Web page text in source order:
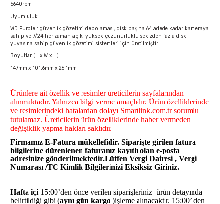
5640rpm
Uyumluluk
WD Purple™ güvenlik gözetimi depolaması, disk başına 64 adede kadar kameraya
sahip ve 7/24 her zaman açık, yüksek çözünürlüklü sekizden fazla disk
yuvasına sahip güvenlik gözetimi sistemleri için üretilmiştir
Boyutlar (L x W x H)
147mm x 101.6mm x 26.1mm
Ürünlere ait özellik ve resimler üreticilerin sayfalarından
alınmaktadır. Yalnızca bilgi verme amaçlıdır. Ürün özelliklerinde
ve resimlerindeki hatalardan dolayı Smartlink.com.tr sorumlu
tutulamaz. Üreticilerin ürün özelliklerinde haber vermeden
değişiklik yapma hakları saklıdır.
Firmamız E-Fatura mükellefidir. Siparişte girilen fatura
bilgilerine düzenlenen faturanız kayıtlı olan e-posta
adresinize gönderilmektedir.Lütfen Vergi Dairesi , Vergi
Numarası /TC Kimlik Bilgilerinizi Eksiksiz Giriniz.
Hafta içi 15:00’den önce verilen siparişleriniz ürün detayında
belirtildiği gibi (aynı gün kargo )işleme alınacaktır. 15:00’ den